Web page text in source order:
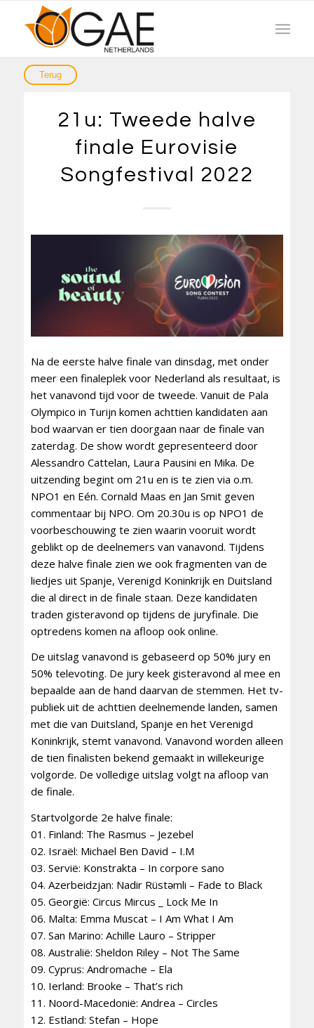
21u: Tweede halve
finale Eurovisie
Songfestival 2022
Na de eerste halve finale van dinsdag, met onder
meer een finaleplek voor Nederland als resultaat, is
het vanavond tijd voor de tweede. Vanuit de Pala
Olympico in Turijn komen achttien kandidaten aan
bod waarvan er tien doorgaan naar de finale van
zaterdag. De show wordt gepresenteerd door
Alessandro Cattelan, Laura Pausini en Mika. De
uitzending begint om 21u en is te zien via o.m.
NPO1 en Eén. Cornald Maas en Jan Smit geven
commentaar bij NPO. Om 20.30u is op NPO1 de
voorbeschouwing te zien waarin vooruit wordt
geblikt op de deelnemers van vanavond. Tijdens
deze halve finale zien we ook fragmenten van de
liedjes uit Spanje, Verenigd Koninkrijk en Duitsland
die al direct in de finale staan. Deze kandidaten
traden gisteravond op tijdens de juryfinale. Die
optredens komen na afloop ook online.
De uitslag vanavond is gebaseerd op 50% jury en
50% televoting. De jury keek gisteravond al mee en
bepaalde aan de hand daarvan de stemmen. Het tv-
publiek uit de achttien deelnemende landen, samen
met die van Duitsland, Spanje en het Verenigd
Koninkrijk, stemt vanavond. Vanavond worden alleen
de tien finalisten bekend gemaakt in willekeurige
volgorde. De volledige uitslag volgt na afloop van
de finale.
Startvolgorde 2e halve finale:
01. Finland: The Rasmus – Jezebel
02. Israël: Michael Ben David – I.M
03. Servië: Konstrakta – In corpore sano
04. Azerbeidzjan: Nadir Rüstəmli – Fade to Black
05. Georgië: Circus Mircus _ Lock Me In
06. Malta: Emma Muscat – I Am What I Am
07. San Marino: Achille Lauro – Stripper
08. Australië: Sheldon Riley – Not The Same
09. Cyprus: Andromache – Ela
10. Ierland: Brooke – That’s rich
11. Noord-Macedonië: Andrea – Circles
12. Estland: Stefan – Hope